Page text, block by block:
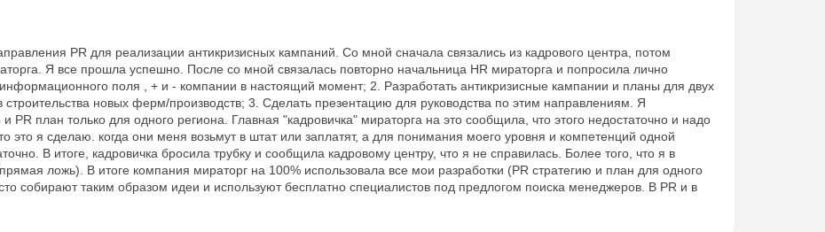
PR для реализации антикризисных кампаний. Со мной сначала связались из кадрового центра, потом
Я все прошла успешно. После со мной связалась повторно начальница HR мираторга и попросила лично
поля , + и - компании в настоящий момент; 2. Разработать антикризисные кампании и планы для двух
строительства новых ферм/производств; 3. Сделать презентацию для руководства по этим направлениям. Я
PR план только для одного региона. Главная "кадровичка" мираторга на это сообщила, что этого недостаточно и надо
это я сделаю. когда они меня возьмут в штат или заплатят, а для понимания моего уровня и компетенций одной
В итоге, кадровичка бросила трубку и сообщила кадровому центру, что я не справилась. Более того, что я в
ложь). В итоге компания мираторг на 100% использовала все мои разработки (PR стратегию и план для одного
собирают таким образом идеи и используют бесплатно специалистов под предлогом поиска менеджеров. В PR и в